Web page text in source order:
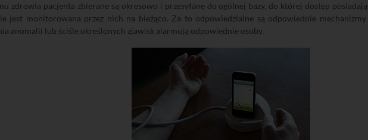
zdrowia pacjenta zbierane są okresowo i przesyłane do ogólnej bazy, do której dostęp
jest monitorowana przez nich na bieżąco. Za to odpowiedzialne są odpowiednie
anomalii lub ściśle określonych zjawisk alarmują odpowiednie osoby.